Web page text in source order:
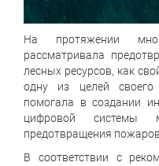
На протяжении
рассматривала
лесных ресурсов, как
одну из целей своего
помогала в создании
цифровой
предотвращения
В соответствии с